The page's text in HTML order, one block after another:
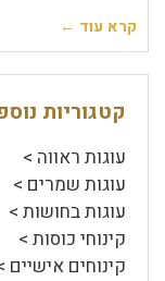
קרא עוד ←
קטגוריות
עוגות ראווה >
עוגות שמרים >
עוגות בחושות >
קינוחי כוסות >
קינוחים אישיים